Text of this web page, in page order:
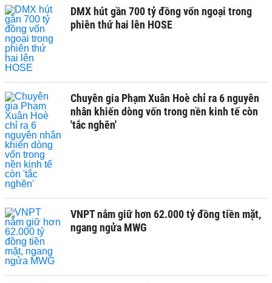
DMX hút gần 700 tỷ đồng vốn ngoại trong
phiên thứ hai lên HOSE
Chuyên gia Phạm Xuân Hoè chỉ ra 6 nguyên
nhân khiến dòng vốn trong nền kinh tế còn
'tắc nghẽn'
VNPT nắm giữ hơn 62.000 tỷ đồng tiền mặt,
ngang ngửa MWG